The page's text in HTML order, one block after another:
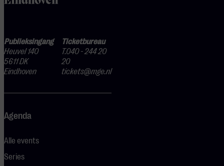
Publieksingang
Heuvel 140
5611 DK
Eindhoven
Ticketbureau
T.040 - 244 20
20
tickets@mge.nl
Agenda
Alle events
Series